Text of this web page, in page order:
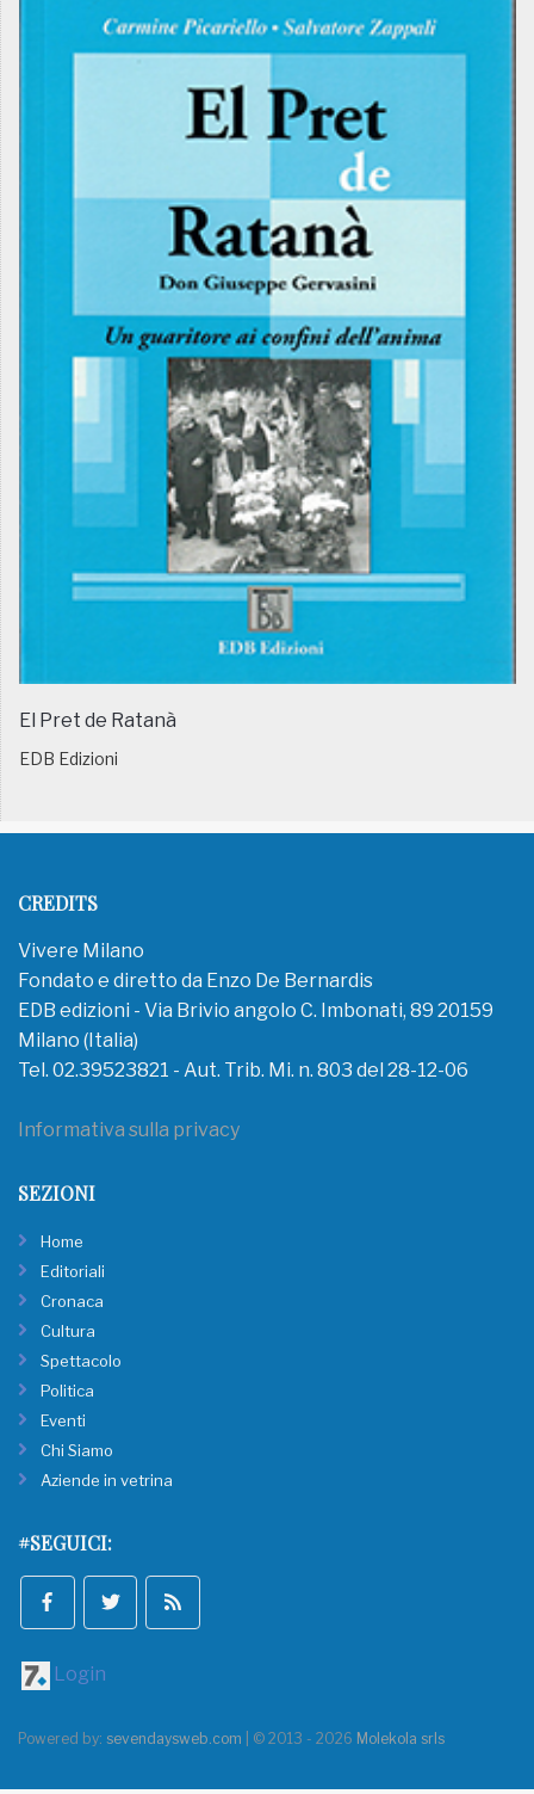
El Pret de Ratanà
EDB Edizioni
CREDITS
Vivere Milano
Fondato e diretto da Enzo De Bernardis
EDB edizioni - Via Brivio angolo C. Imbonati, 89 20159
Milano (Italia)
Tel. 02.39523821 - Aut. Trib. Mi. n. 803 del 28-12-06
Informativa sulla privacy
SEZIONI
Home
Editoriali
Cronaca
Cultura
Spettacolo
Politica
Eventi
Chi Siamo
Aziende in vetrina
#SEGUICI:
Login
Powered by: sevendaysweb.com | © 2013 - 2026 Molekola srls